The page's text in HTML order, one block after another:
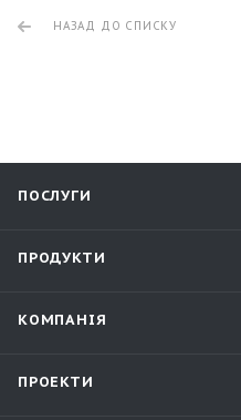
НАЗАД ДО СПИСКУ
ПОСЛУГИ
ПРОДУКТИ
КОМПАНІЯ
ПРОЕКТИ